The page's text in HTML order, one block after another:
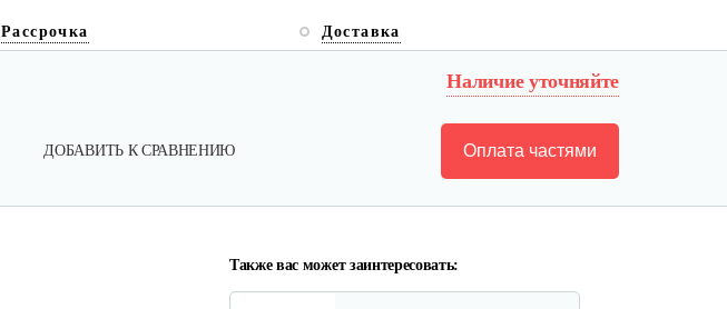
Рассрочка Доставка
Наличие уточняйте
ДОБАВИТЬ К СРАВНЕНИЮ Оплата частями
Также вас может заинтересовать:
Газонокосилки с сиденьем…
Смотреть
Газонокосилки с сиденьем…